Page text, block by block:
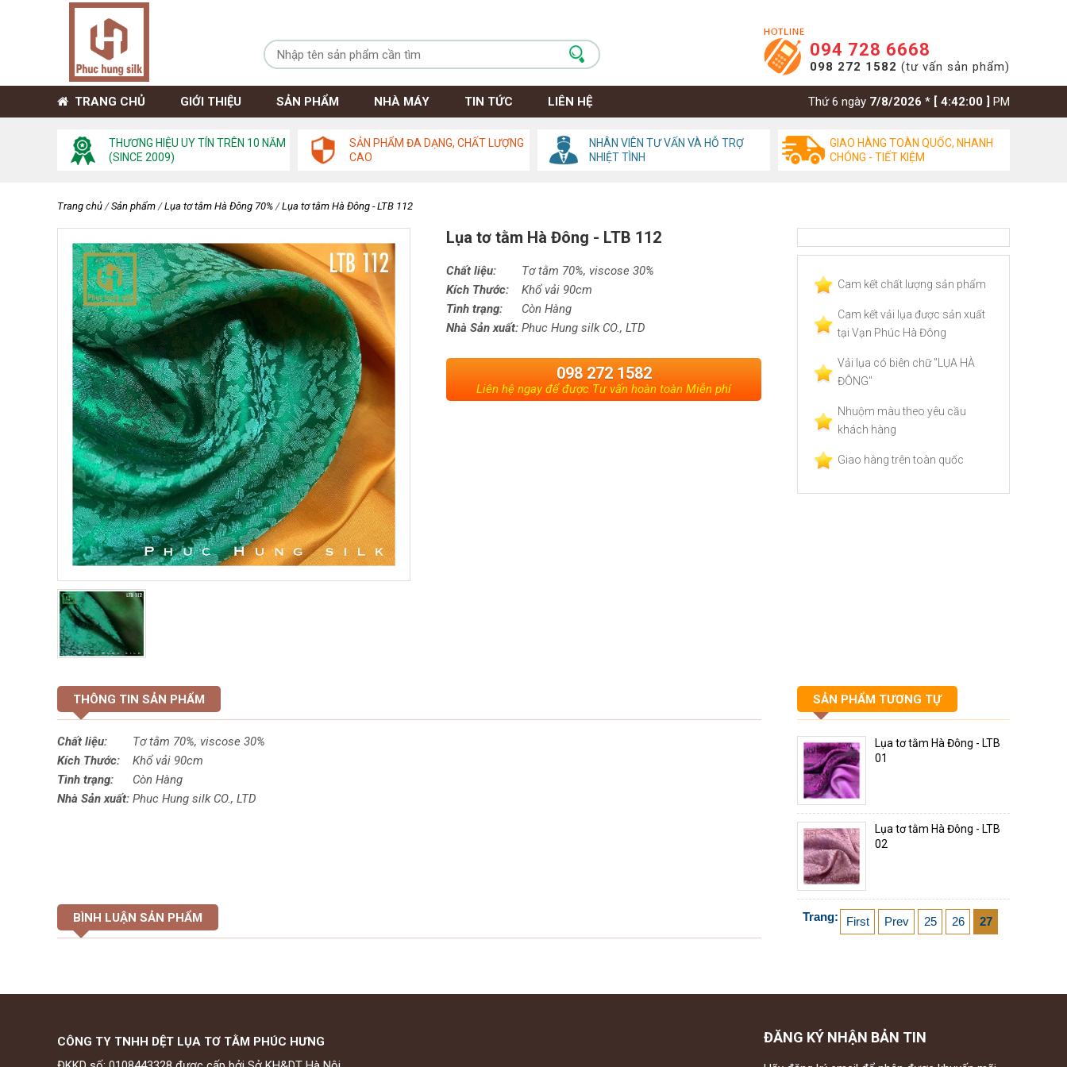
094 728 6668
098 272 1582 (tư vấn sản phẩm)
TRANG CHỦ GIỚI THIỆU SẢN PHẨM NHÀ MÁY TIN TỨC LIÊN HỆ Thứ 6 ngày 7/8/2026 * [ 4:42:00 ] PM
THƯƠNG HIỆU UY TÍN TRÊN 10 NĂM
(SINCE 2009)
SẢN PHẨM ĐA DẠNG, CHẤT LƯỢNG
CAO
NHÂN VIÊN TƯ VẤN VÀ HỖ TRỢ
NHIỆT TÌNH
GIAO HÀNG TOÀN QUỐC, NHANH
CHÓNG - TIẾT KIỆM
Trang chủ / Sản phẩm / Lụa tơ tằm Hà Đông 70% / Lụa tơ tằm Hà Đông - LTB 112
Lụa tơ tằm Hà Đông - LTB 112
Chất liệu: Tơ tằm 70%, viscose 30%
Kích Thước: Khổ vải 90cm
Tình trạng: Còn Hàng
Nhà Sản xuất: Phuc Hung silk CO., LTD
098 272 1582
Liên hệ ngay để được Tư vấn hoàn toàn Miễn phí
Cam kết chất lượng sản phẩm
Cam kết vải lụa được sản xuất
tại Vạn Phúc Hà Đông
Vải lụa có biên chữ "LỤA HÀ
ĐÔNG"
Nhuộm màu theo yêu cầu
khách hàng
Giao hàng trên toàn quốc
THÔNG TIN SẢN PHẨM
Chất liệu: Tơ tằm 70%, viscose 30%
Kích Thước: Khổ vải 90cm
Tình trạng: Còn Hàng
Nhà Sản xuất: Phuc Hung silk CO., LTD
BÌNH LUẬN SẢN PHẨM
SẢN PHẨM TƯƠNG TỰ
Lụa tơ tằm Hà Đông - LTB
01
Lụa tơ tằm Hà Đông - LTB
02
Trang: First Prev 25 26 27
CÔNG TY TNHH DỆT LỤA TƠ TẰM PHÚC HƯNG
ĐĂNG KÝ NHẬN BẢN TIN